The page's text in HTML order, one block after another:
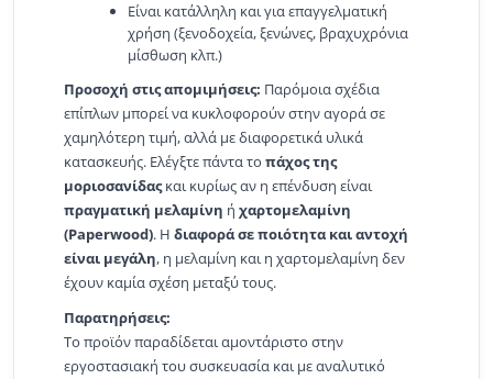
Είναι κατάλληλη και για επαγγελματική
χρήση (ξενοδοχεία, ξενώνες, βραχυχρόνια
μίσθωση κλπ.)
Προσοχή στις απομιμήσεις: Παρόμοια σχέδια
επίπλων μπορεί να κυκλοφορούν στην αγορά σε
χαμηλότερη τιμή, αλλά με διαφορετικά υλικά
κατασκευής. Ελέγξτε πάντα το πάχος της
μοριοσανίδαςκαι κυρίως αν η επένδυση είναι
πραγματική μελαμίνη ή χαρτομελαμίνη
(Paperwood). Η διαφορά σε ποιότητα και αντοχή
είναι μεγάλη, η μελαμίνη και η χαρτομελαμίνη δεν
έχουν καμία σχέση μεταξύ τους.
Παρατηρήσεις:
Το προϊόν παραδίδεται αμοντάριστο στην
εργοστασιακή του συσκευασία και με αναλυτικό